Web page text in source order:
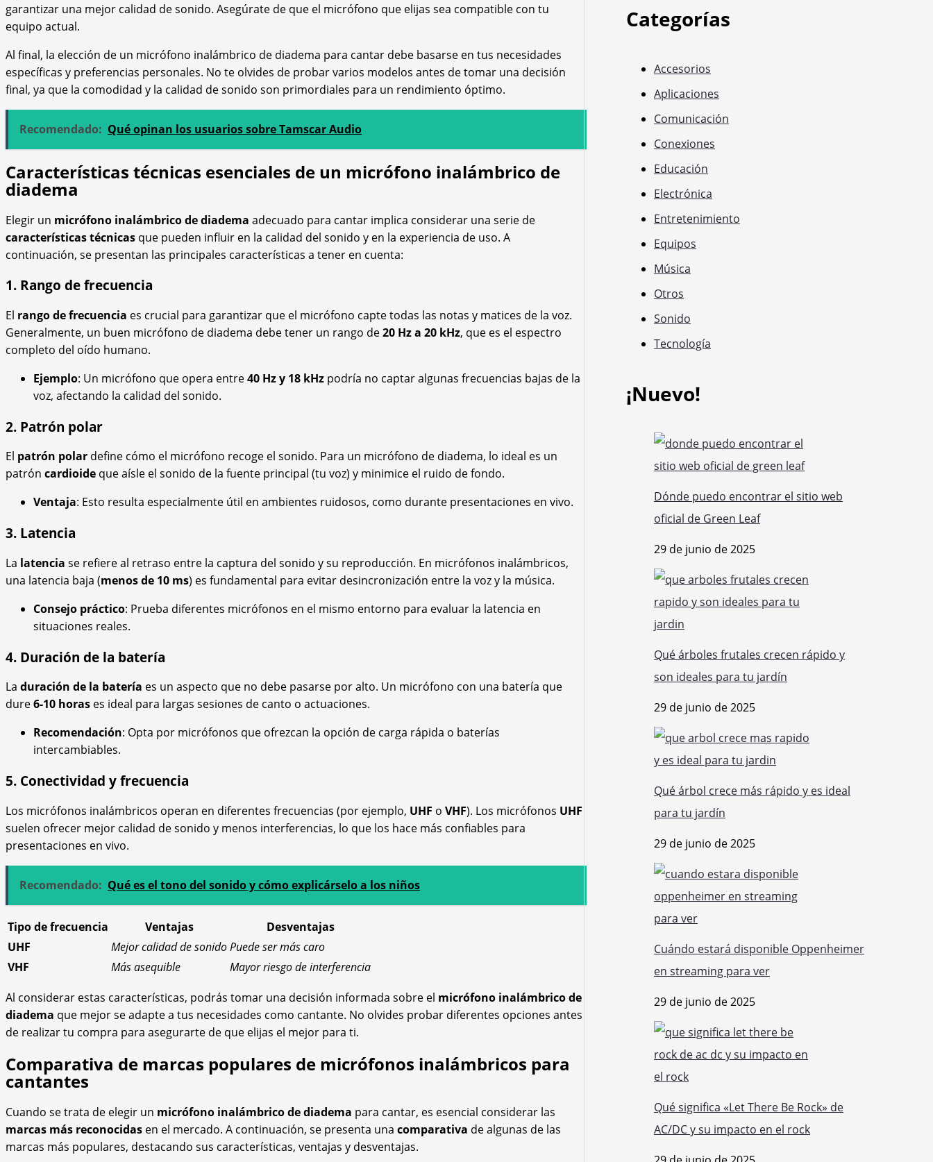
garantizar una mejor calidad de sonido. Asegúrate de que el micrófono que elijas sea compatible con tu
equipo actual.
Al final, la elección de un micrófono inalámbrico de diadema para cantar debe basarse en tus necesidades
específicas y preferencias personales. No te olvides de probar varios modelos antes de tomar una decisión
final, ya que la comodidad y la calidad de sonido son primordiales para un rendimiento óptimo.
Recomendado: Qué opinan los usuarios sobre Tamscar Audio
Características técnicas esenciales de un micrófono inalámbrico de
diadema
Elegir un micrófono inalámbrico de diadema adecuado para cantar implica considerar una serie de
características técnicas que pueden influir en la calidad del sonido y en la experiencia de uso. A
continuación, se presentan las principales características a tener en cuenta:
1. Rango de frecuencia
El rango de frecuencia es crucial para garantizar que el micrófono capte todas las notas y matices de la voz.
Generalmente, un buen micrófono de diadema debe tener un rango de20 Hz a 20 kHz, que es el espectro
completo del oído humano.
Ejemplo: Un micrófono que opera entre40 Hz y 18 kHz podría no captar algunas frecuencias bajas de la
voz, afectando la calidad del sonido.
2. Patrón polar
El patrón polar define cómo el micrófono recoge el sonido. Para un micrófono de diadema, lo ideal es un
patrón cardioide que aísle el sonido de la fuente principal (tu voz) y minimice el ruido de fondo.
Ventaja: Esto resulta especialmente útil en ambientes ruidosos, como durante presentaciones en vivo.
3. Latencia
La latencia se refiere al retraso entre la captura del sonido y su reproducción. En micrófonos inalámbricos,
una latencia baja (menos de 10 ms) es fundamental para evitar desincronización entre la voz y la música.
Consejo práctico: Prueba diferentes micrófonos en el mismo entorno para evaluar la latencia en
situaciones reales.
4. Duración de la batería
La duración de la batería es un aspecto que no debe pasarse por alto. Un micrófono con una batería que
dure6-10 horas es ideal para largas sesiones de canto o actuaciones.
Recomendación: Opta por micrófonos que ofrezcan la opción de carga rápida o baterías
intercambiables.
5. Conectividad y frecuencia
Los micrófonos inalámbricos operan en diferentes frecuencias (por ejemplo, UHF o VHF). Los micrófonos UHF
suelen ofrecer mejor calidad de sonido y menos interferencias, lo que los hace más confiables para
presentaciones en vivo.
Recomendado: Qué es el tono del sonido y cómo explicárselo a los niños
Tipo de frecuencia Ventajas
Desventajas
UHF
Mejor calidad de sonidoPuede ser más caro
VHF
Más asequible
Mayor riesgo de interferencia
Al considerar estas características, podrás tomar una decisión informada sobre el micrófono inalámbrico de
diadema que mejor se adapte a tus necesidades como cantante. No olvides probar diferentes opciones antes
de realizar tu compra para asegurarte de que elijas el mejor para ti.
Comparativa de marcas populares de micrófonos inalámbricos para
cantantes
Cuando se trata de elegir un micrófono inalámbrico de diadema para cantar, es esencial considerar las
marcas más reconocidas en el mercado. A continuación, se presenta una comparativa de algunas de las
marcas más populares, destacando sus características, ventajas y desventajas.
Categorías
Accesorios
Aplicaciones
Comunicación
Conexiones
Educación
Electrónica
Entretenimiento
Equipos
Música
Otros
Sonido
Tecnología
¡Nuevo!
Dónde puedo encontrar el sitio web
oficial de Green Leaf
29 de junio de 2025
Qué árboles frutales crecen rápido y
son ideales para tu jardín
29 de junio de 2025
Qué árbol crece más rápido y es ideal
para tu jardín
29 de junio de 2025
Cuándo estará disponible Oppenheimer
en streaming para ver
29 de junio de 2025
Qué significa «Let There Be Rock» de
AC/DC y su impacto en el rock